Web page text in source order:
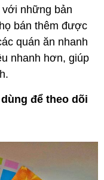
những bản
bán thêm được
quán ăn nhanh
nhanh hơn, giúp
để theo dõi